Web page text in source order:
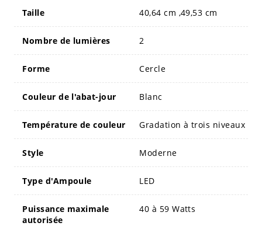
Taille 40,64 cm ,49,53 cm
Nombre de lumières 2
Forme Cercle
Couleur de l'abat-jour Blanc
Température de couleur Gradation à trois niveaux
Style Moderne
Type d'Ampoule LED
Puissance maximale
autorisée
40 à 59 Watts